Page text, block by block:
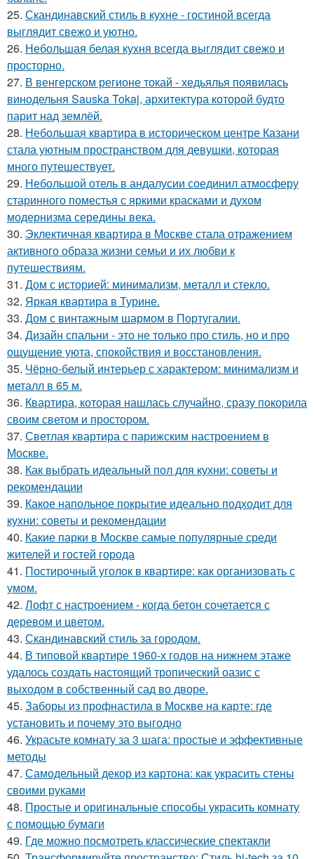
25. Скандинавский стиль в кухне - гостиной всегда
выглядит свежо и уютно.
26. Небольшая белая кухня всегда выглядит свежо и
просторно.
27. В венгерском регионе токай - хедьялья появилась
винодельня Sauska Tokaj, архитектура которой будто
парит над землёй.
28. Небольшая квартира в историческом центре Казани
стала уютным пространством для девушки, которая
много путешествует.
29. Небольшой отель в андалусии соединил атмосферу
старинного поместья с яркими красками и духом
модернизма середины века.
30. Эклектичная квартира в Москве стала отражением
активного образа жизни семьи и их любви к
путешествиям.
31. Дом с историей: минимализм, металл и стекло.
32. Яркая квартира в Турине.
33. Дом с винтажным шармом в Португалии.
34. Дизайн спальни - это не только про стиль, но и про
ощущение уюта, спокойствия и восстановления.
35. Чёрно-белый интерьер с характером: минимализм и
металл в 65 м.
36. Квартира, которая нашлась случайно, сразу покорила
своим светом и простором.
37. Светлая квартира с парижским настроением в
Москве.
38. Как выбрать идеальный пол для кухни: советы и
рекомендации
39. Какое напольное покрытие идеально подходит для
кухни: советы и рекомендации
40. Какие парки в Москве самые популярные среди
жителей и гостей города
41. Постирочный уголок в квартире: как организовать с
умом.
42. Лофт с настроением - когда бетон сочетается с
деревом и цветом.
43. Скандинавский стиль за городом.
44. В типовой квартире 1960-х годов на нижнем этаже
удалось создать настоящий тропический оазис с
выходом в собственный сад во дворе.
45. Заборы из профнастила в Москве на карте: где
установить и почему это выгодно
46. Украсьте комнату за 3 шага: простые и эффективные
методы
47. Самодельный декор из картона: как украсить стены
своими руками
48. Простые и оригинальные способы украсить комнату
с помощью бумаги
49. Где можно посмотреть классические спектакли